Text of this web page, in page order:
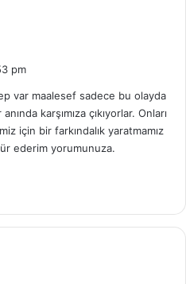
pm
var maalesef sadece bu olayda
karşımıza çıkıyorlar. Onları
için bir farkındalık yaratmamız
ederim yorumunuza.